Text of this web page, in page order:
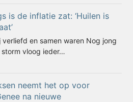
is de inflatie zat: ‘Huilen is
en samen waren Nog jong
storm vloog ieder…
neemt het op voor
na nieuwe